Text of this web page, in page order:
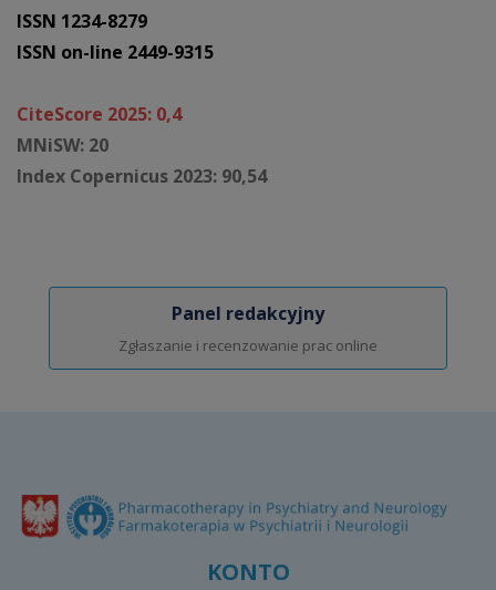
ISSN 1234-8279
ISSN on-line 2449-9315
CiteScore 2025: 0,4
MNiSW: 20
Index Copernicus 2023: 90,54
Panel redakcyjny
Zgłaszanie i recenzowanie prac online
KONTO